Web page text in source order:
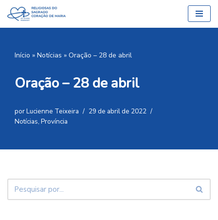
Pular
Início » Notícias » Oração – 28 de abril
Oração – 28 de abril
porLucienne Teixeira
29 de abril de 2022
Notícias, Província